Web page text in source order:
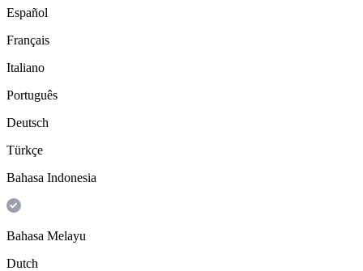
Español
Français
Italiano
Português
Deutsch
Türkçe
Bahasa Indonesia
Bahasa Melayu
Dutch